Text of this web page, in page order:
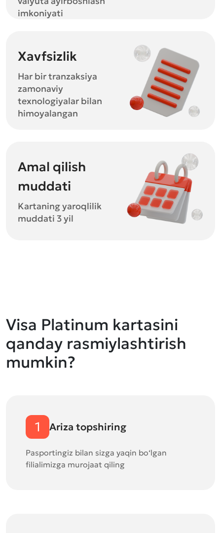
imkoniyati
Xavfsizlik
Har bir tranzaksiya
zamonaviy
texnologiyalar bilan
himoyalangan
Amal qilish
muddati
Kartaning yaroqlilik
muddati 3 yil
Visa Platinum kartasini
qanday rasmiylashtirish
mumkin?
1 Ariza topshiring
Pasportingiz bilan sizga yaqin bo‘lgan
filialimizga murojaat qiling